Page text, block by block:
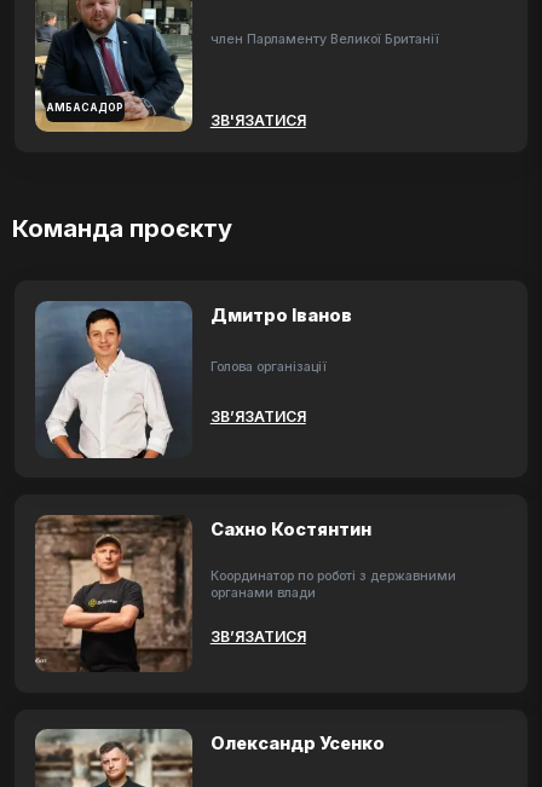
АМБАСАДОР
член Парламенту Великої Британії
ЗВ'ЯЗАТИСЯ
Команда проєкту
Дмитро Іванов
Голова організації
ЗВ’ЯЗАТИСЯ
Сахно Костянтин
Координатор по роботі з державними
органами влади
ЗВ’ЯЗАТИСЯ
Олександр Усенко